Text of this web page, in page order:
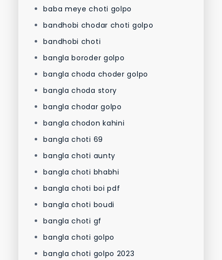
baba meye choti golpo
bandhobi chodar choti golpo
bandhobi choti
bangla boroder golpo
bangla choda choder golpo
bangla choda story
bangla chodar golpo
bangla chodon kahini
bangla choti 69
bangla choti aunty
bangla choti bhabhi
bangla choti boi pdf
bangla choti boudi
bangla choti gf
bangla choti golpo
bangla choti golpo 2023